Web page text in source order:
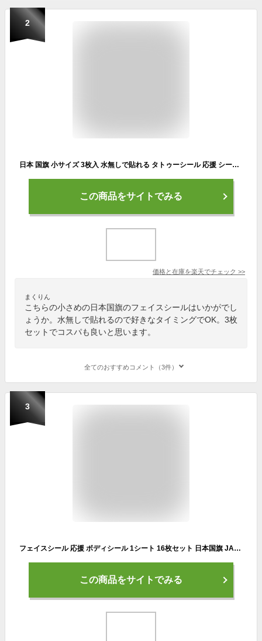
2
日本 国旗 小サイズ 3枚入 水無しで貼れる タトゥーシール 応援 シール フェイスシール フェイスペイント スポーツ サッカー ラグビー 柔道 野球 バレー バスケ 水泳 フェス イベント 観戦 野外 応援 パーティー 顔 日の丸 日本代表 カウントダウン 【メール便送料無料】
この商品をサイトでみる
価格と在庫を楽天でチェック >>
まくりん
こちらの小さめの日本国旗のフェイスシールはいかがでし
ょうか。水無しで貼れるので好きなタイミングでOK。3枚
セットでコスパも良いと思います。
全てのおすすめコメント（3件）
3
フェイスシール 応援 ボディシール 1シート 16枚セット 日本国旗 JAPAN スポーツ観戦用 ボディペイント風 タトゥーシール風 NYANDELMO ND-0227-R02-1sheet
この商品をサイトでみる